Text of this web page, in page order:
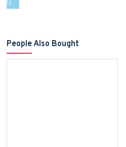
People Also Bought